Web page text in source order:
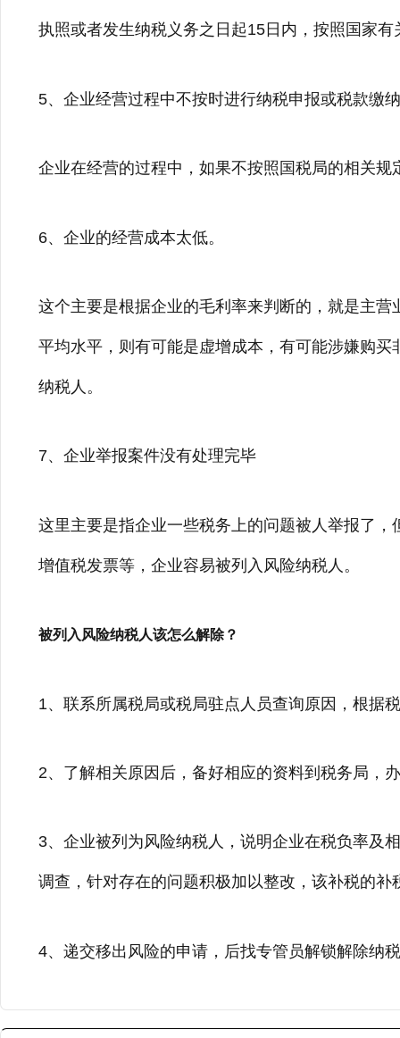
执照或者发生纳税义务之日起15日内，按照国家有
5、企业经营过程中不按时进行纳税申报或税款缴
企业在经营的过程中，如果不按照国税局的相关
6、企业的经营成本太低。
这个主要是根据企业的毛利率来判断的，就是主
平均水平，则有可能是虚增成本，有可能涉嫌购
纳税人。
7、企业举报案件没有处理完毕
这里主要是指企业一些税务上的问题被人举报了
增值税发票等，企业容易被列入风险纳税人。
被列入风险纳税人该怎么解除？
1、联系所属税局或税局驻点人员查询原因，根据
2、了解相关原因后，备好相应的资料到税务局，
3、企业被列为风险纳税人，说明企业在税负率及
调查，针对存在的问题积极加以整改，该补税的补
4、递交移出风险的申请，后找专管员解锁解除纳